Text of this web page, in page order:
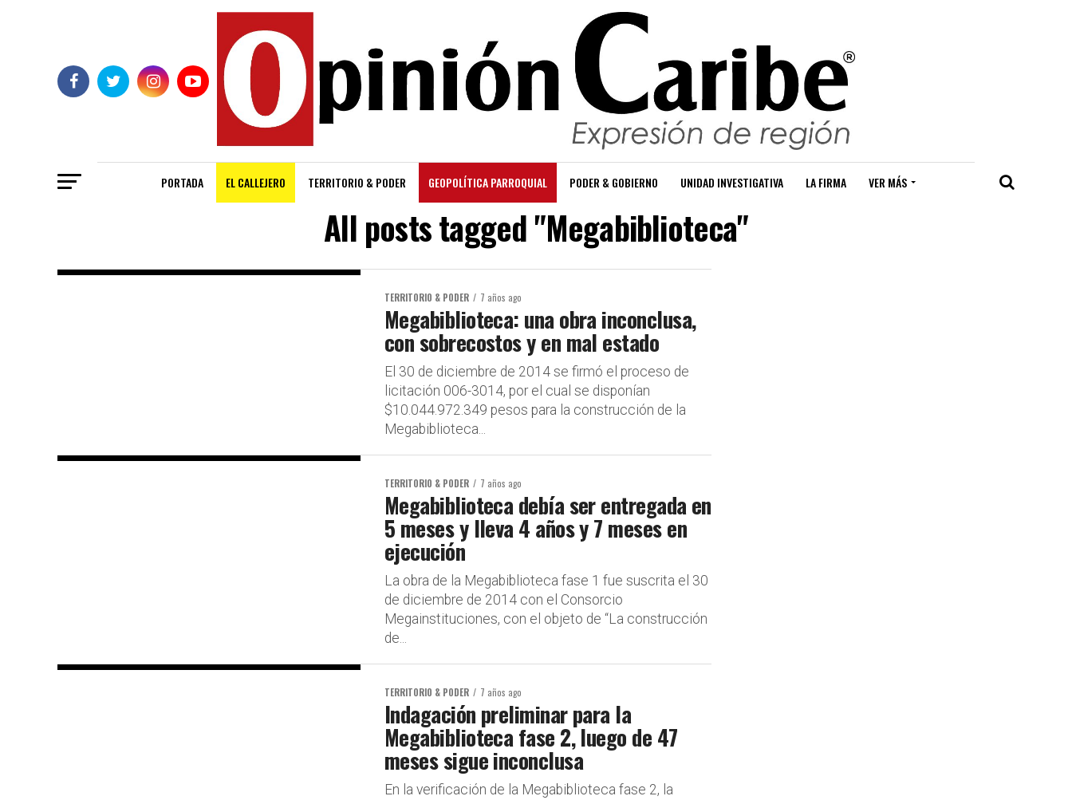
PORTADA EL CALLEJERO TERRITORIO & PODER GEOPOLÍTICA PARROQUIAL PODER & GOBIERNO UNIDAD INVESTIGATIVA LA FIRMA VER MÁS
All posts tagged "Megabiblioteca"
TERRITORIO & PODER 7 años ago
Megabiblioteca: una obra inconclusa,
con sobrecostos y en mal estado
El 30 de diciembre de 2014 se firmó el proceso de
licitación 006-3014, por el cual se disponían
$10.044.972.349 pesos para la construcción de la
Megabiblioteca...
TERRITORIO & PODER 7 años ago
Megabiblioteca debía ser entregada en
5 meses y lleva 4 años y 7 meses en
ejecución
La obra de la Megabiblioteca fase 1 fue suscrita el 30
de diciembre de 2014 con el Consorcio
Megainstituciones, con el objeto de “La construcción
de...
TERRITORIO & PODER 7 años ago
Indagación preliminar para la
Megabiblioteca fase 2, luego de 47
meses sigue inconclusa
En la verificación de la Megabiblioteca fase 2, la